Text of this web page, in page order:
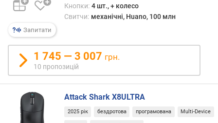
м
к
с
.
п
р
и
к
о
Запитати
Кнопки: 4 шт., + колесо
Свитчи: механічні, Huano, 100 млн
1 745 — 3 007 грн.
10 пропозицій
Attack Shark X8ULTRA
2025 рік бездротова програмована Multi-Device